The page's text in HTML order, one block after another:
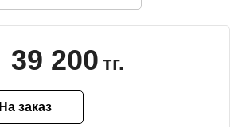
39 200 тг.
На заказ